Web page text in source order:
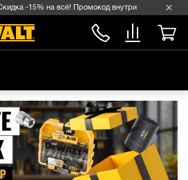
-15% на всё! Промокод внутри →